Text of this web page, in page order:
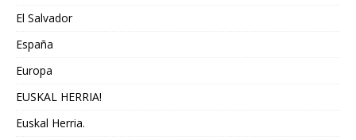
El Salvador
España
Europa
EUSKAL HERRIA!
Euskal Herria.